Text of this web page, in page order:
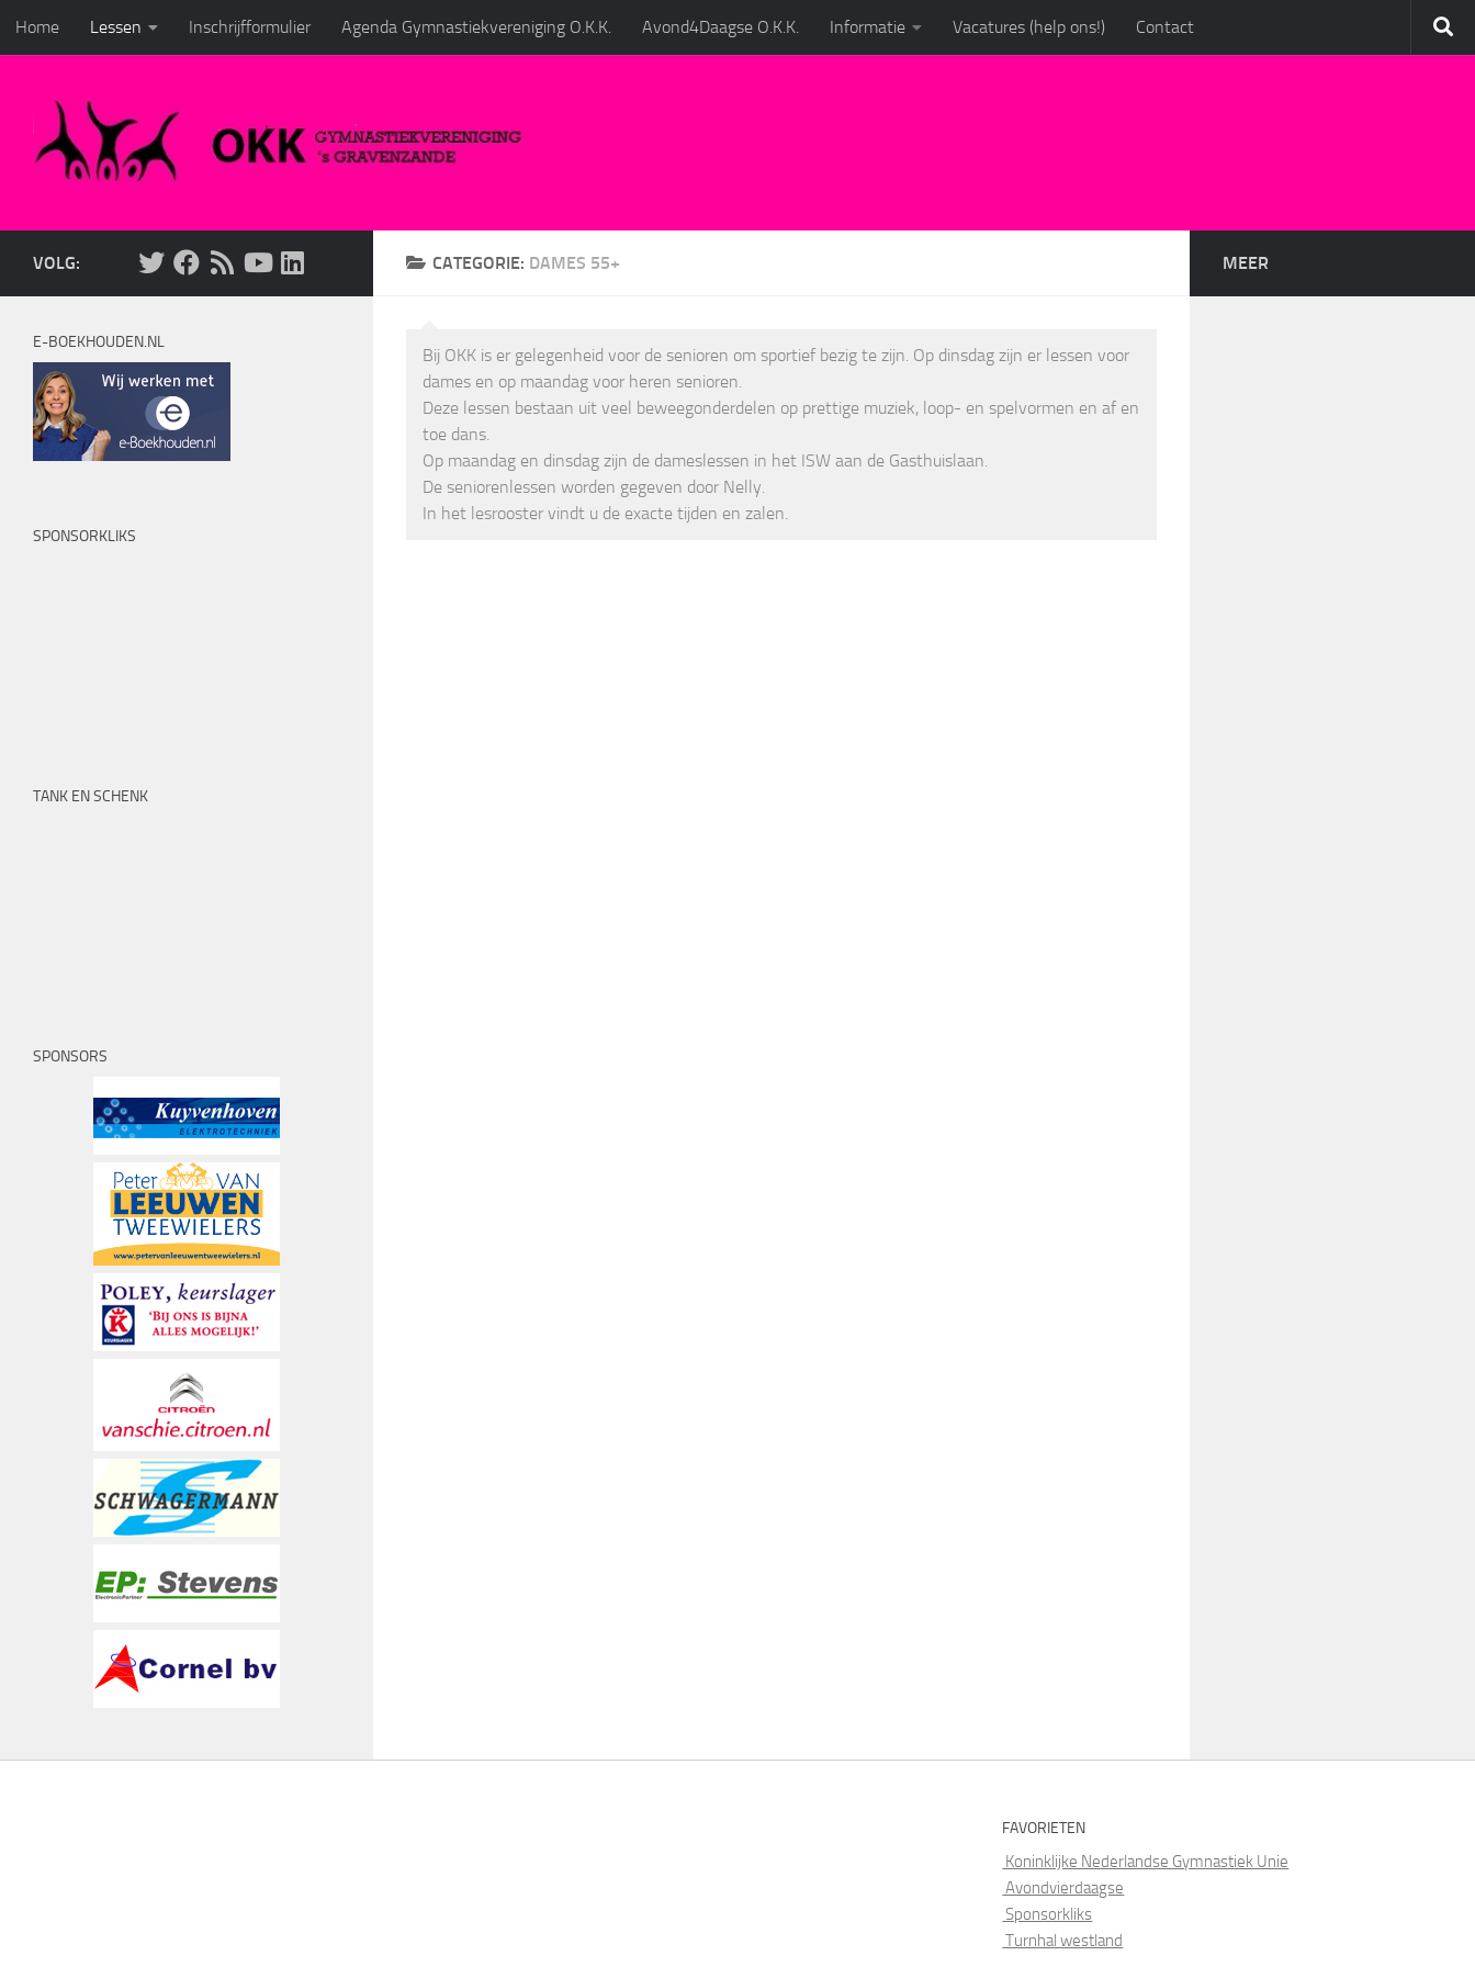
Doorgaan naar inhoud
Home Lessen Inschrijfformulier Agenda Gymnastiekvereniging O.K.K. Avond4Daagse O.K.K. Informatie Vacatures (help ons!) Contact
CATEGORIE: DAMES 55+
Bij OKK is er gelegenheid voor de senioren om sportief bezig te zijn. Op dinsdag zijn er lessen voor
dames en op maandag voor heren senioren.
Deze lessen bestaan uit veel beweegonderdelen op prettige muziek, loop- en spelvormen en af en
toe dans.
Op maandag en dinsdag zijn de dameslessen in het ISW aan de Gasthuislaan.
De seniorenlessen worden gegeven door Nelly.
In het lesrooster vindt u de exacte tijden en zalen.
VOLG:
E-BOEKHOUDEN.NL
SPONSORKLIKS
TANK EN SCHENK
SPONSORS
MEER
FAVORIETEN
Koninklijke Nederlandse Gymnastiek Unie
Avondvierdaagse
Sponsorkliks
Turnhal westland